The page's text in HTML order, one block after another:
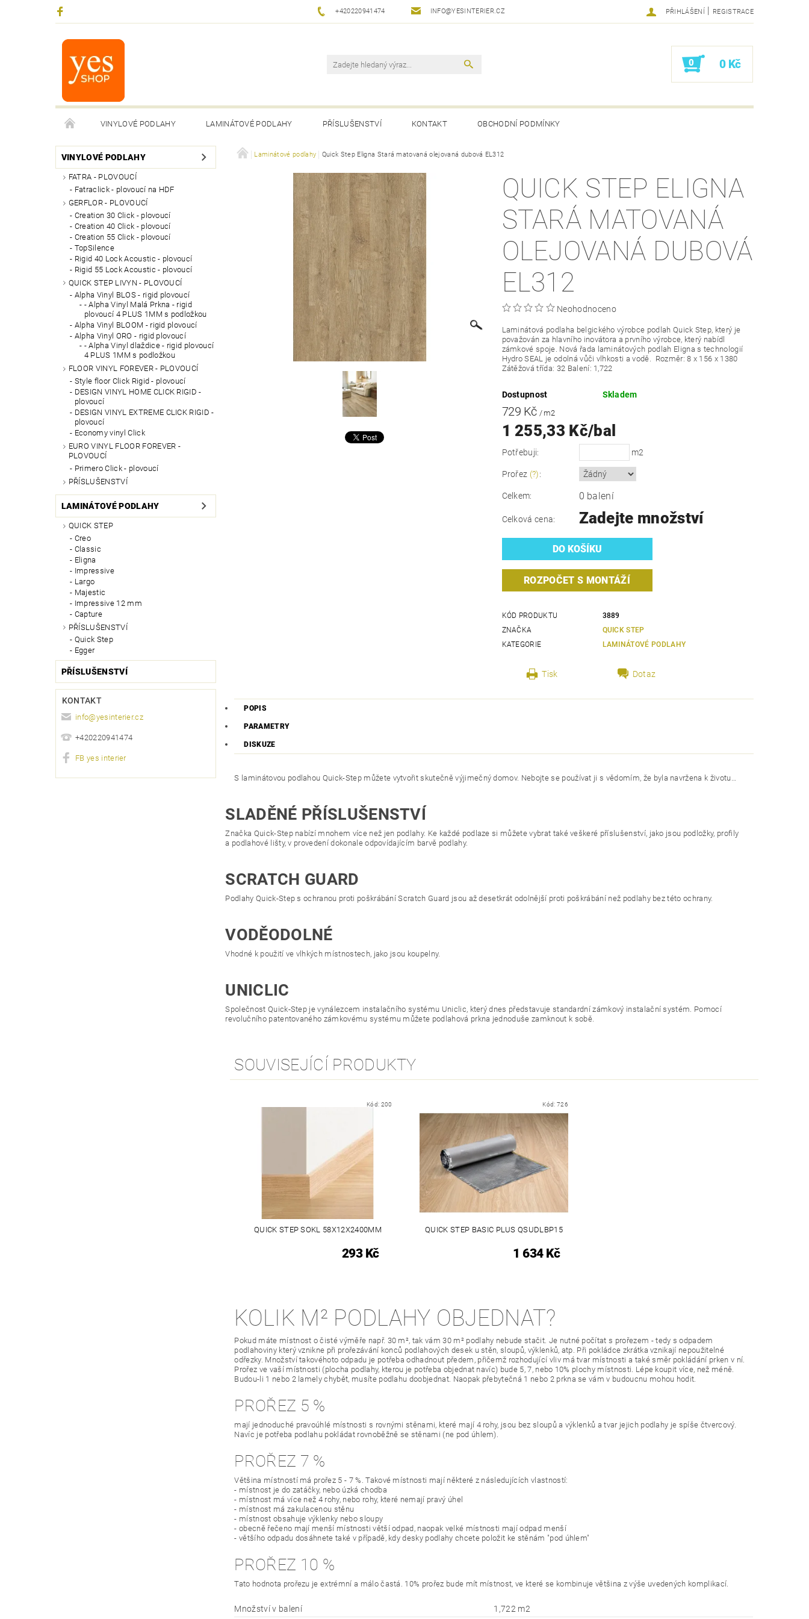
+420220941474 INFO@YESINTERIER.CZ PŘIHLÁŠENÍ | REGISTRACE
0 0 Kč
VINYLOVÉ PODLAHY LAMINÁTOVÉ PODLAHY PŘÍSLUŠENSTVÍ KONTAKT OBCHODNÍ PODMÍNKY
VINYLOVÉ PODLAHY
FATRA - PLOVOUCÍ
Fatraclick - plovoucí na HDF
GERFLOR - PLOVOUCÍ
Creation 30 Click - plovoucí
Creation 40 Click - plovoucí
Creation 55 Click - plovoucí
TopSilence
Rigid 40 Lock Acoustic - plovoucí
Rigid 55 Lock Acoustic - plovoucí
QUICK STEP LIVYN - PLOVOUCÍ
Alpha Vinyl BLOS - rigid plovoucí
- Alpha Vinyl Malá Prkna - rigid
plovoucí 4 PLUS 1MM s podložkou
Alpha Vinyl BLOOM - rigid plovoucí
Alpha Vinyl ORO - rigid plovoucí
- Alpha Vinyl dlaždice - rigid plovoucí
4 PLUS 1MM s podložkou
FLOOR VINYL FOREVER - PLOVOUCÍ
Style floor Click Rigid - plovoucí
DESIGN VINYL HOME CLICK RIGID -
plovoucí
DESIGN VINYL EXTREME CLICK RIGID -
plovoucí
Economy vinyl Click
EURO VINYL FLOOR FOREVER -
PLOVOUCÍ
Primero Click - plovoucí
PŘÍSLUŠENSTVÍ
LAMINÁTOVÉ PODLAHY
QUICK STEP
Creo
Classic
Eligna
Impressive
Largo
Majestic
Impressive 12 mm
Capture
PŘÍSLUŠENSTVÍ
Quick Step
Egger
PŘÍSLUŠENSTVÍ
KONTAKT
info@yesinterier.cz
+420220941474
FB yes interier
Laminátové podlahy Quick Step Eligna Stará matovaná olejovaná dubová EL312
QUICK STEP ELIGNA
STARÁ MATOVANÁ
OLEJOVANÁ DUBOVÁ
EL312
Neohodnoceno
Laminátová podlaha belgického výrobce podlah Quick Step, který je
považován za hlavního inovátora a prvního výrobce, který nabídl
zámkové spoje. Nová řada laminátových podlah Eligna s technologií
Hydro SEAL je odolná vůči vlhkosti a vodě. Rozměr: 8 x 156 x 1380
Zátěžová třída: 32 Balení: 1,722
Dostupnost Skladem
729 Kč/ m2
1 255,33 Kč/bal
Potřebuji: m2
Prořez (?):
Celkem: 0 balení
Celková cena: Zadejte množství
ROZPOČET S MONTÁŽÍ
KÓD PRODUKTU
3889
ZNAČKA
QUICK STEP
KATEGORIE
LAMINÁTOVÉ PODLAHY
Tisk Dotaz
POPIS
PARAMETRY
DISKUZE
S laminátovou podlahou Quick-Step můžete vytvořit skutečně výjimečný domov. Nebojte se používat ji s vědomím, že byla navržena k životu…
SLADĚNÉ PŘÍSLUŠENSTVÍ
Značka Quick-Step nabízí mnohem více než jen podlahy. Ke každé podlaze si můžete vybrat také veškeré příslušenství, jako jsou podložky, profily
a podlahové lišty, v provedení dokonale odpovídajícím barvě podlahy.
SCRATCH GUARD
Podlahy Quick-Step s ochranou proti poškrábání Scratch Guard jsou až desetkrát odolnější proti poškrábání než podlahy bez této ochrany.
VODĚODOLNÉ
Vhodné k použití ve vlhkých místnostech, jako jsou koupelny.
UNICLIC
Společnost Quick-Step je vynálezcem instalačního systému Uniclic, který dnes představuje standardní zámkový instalační systém. Pomocí
revolučního patentovaného zámkovému systému můžete podlahová prkna jednoduše zamknout k sobě.
SOUVISEJÍCÍ PRODUKTY
Kód: 200
QUICK STEP SOKL 58X12X2400MM
293 Kč
Kód:726
QUICK STEP BASIC PLUS QSUDLBP15
1 634 Kč
KOLIK M² PODLAHY OBJEDNAT?
Pokud máte místnost o čisté výměře např. 30 m², tak vám 30 m² podlahy nebude stačit. Je nutné počítat s prořezem - tedy s odpadem
podlahoviny který vznikne při prořezávání konců podlahových desek u stěn, sloupů, výklenků, atp. Při pokládce zkrátka vznikají nepoužitelné
odřezky. Množství takovéhoto odpadu je potřeba odhadnout předem, přičemž rozhodující vliv má tvar místnosti a také směr pokládání prken v ní.
Prořez ve vaší místnosti (plocha podlahy, kterou je potřeba objednat navíc) bude 5, 7, nebo 10% plochy místnosti. Lépe koupit více, než méně.
Budou-li 1 nebo 2 lamely chybět, musíte podlahu doobjednat. Naopak přebytečná 1 nebo 2 prkna se vám v budoucnu mohou hodit.
PROŘEZ 5 %
mají jednoduché pravoúhlé místnosti s rovnými stěnami, které mají 4 rohy, jsou bez sloupů a výklenků a tvar jejich podlahy je spíše čtvercový.
Navíc je potřeba podlahu pokládat rovnoběžně se stěnami (ne pod úhlem).
PROŘEZ 7 %
Většina místností má prořez 5 - 7 %. Takové místnosti mají některé z následujících vlastností:
- místnost je do zatáčky, nebo úzká chodba
- místnost má více než 4 rohy, nebo rohy, které nemají pravý úhel
- místnost má zakulacenou stěnu
- místnost obsahuje výklenky nebo sloupy
- obecně řečeno mají menší místnosti větší odpad, naopak velké místnosti mají odpad menší
- většího odpadu dosáhnete také v případě, kdy desky podlahy chcete položit ke stěnám "pod úhlem"
PROŘEZ 10 %
Tato hodnota prořezu je extrémní a málo častá. 10% prořez bude mít místnost, ve které se kombinuje většina z výše uvedených komplikací.
Množství v balení 1,722 m2